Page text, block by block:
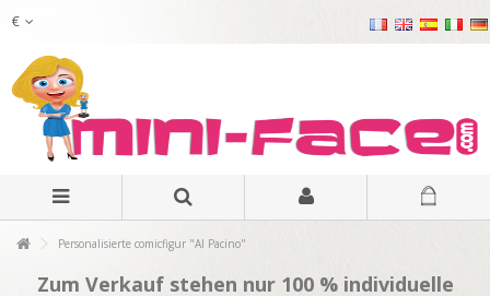
€
Personalisierte comicfigur "Al Pacino"
Zum Verkauf stehen nur 100 % individuelle